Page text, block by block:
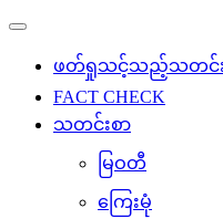
ဖတ်ရှုသင့်သည့်သတင်းမ
FACT CHECK
သတင်းစာ
မြဝတီ
ကြေးမုံ